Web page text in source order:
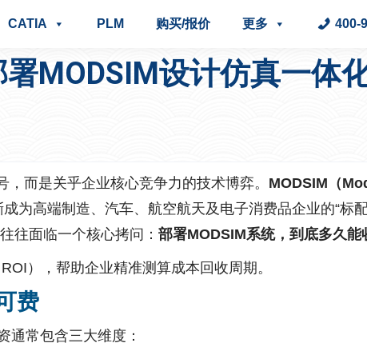
CATIA PLM 购买/报价 更多 400-
MODSIM设计仿真一体
而是关乎企业核心竞争力的技术博弈。 MODSIM（
为高端制造、汽车、航空航天及电子消费品企业的“标
往面临一个核心拷问： 部署MODSIM系统，到底多久能
），帮助企业精准测算成本回收周期。
费
通常包含三大维度：